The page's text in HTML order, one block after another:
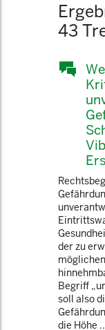
43
der zu
Begriff
soll also
die Höhe